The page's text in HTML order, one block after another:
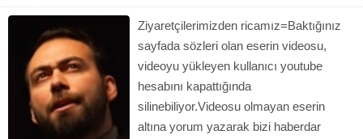
Ziyaretçilerimizden ricamız=Baktığınız
sayfada sözleri olan eserin videosu,
videoyu yükleyen kullanıcı youtube
hesabını kapattığında
silinebiliyor.Videosu olmayan eserin
altına yorum yazarak bizi haberdar